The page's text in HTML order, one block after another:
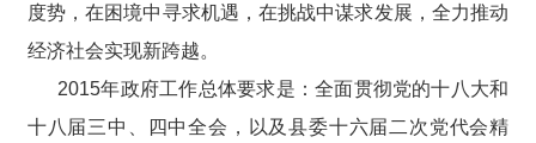
度势，在困境中寻求机遇，在挑战中谋求发展，全力推动
经济社会实现新跨越。
2015年政府工作总体要求是：全面贯彻党的十八大和
十八届三中、四中全会，以及县委十六届二次党代会精